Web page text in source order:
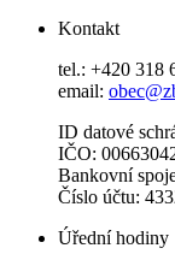
Kontakt
tel.: +420 318
email:
ID datové
IČO:
Bankovní
Číslo účtu:
Úřední hodiny